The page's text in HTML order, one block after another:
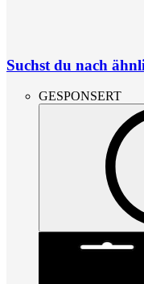
Suchst du nach
GESPONSERT